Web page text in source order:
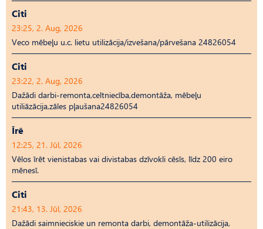
Citi
23:25, 2. Aug, 2026
Veco mēbeļu u.c. lietu utilizācija/izvešana/pārvešana 24826054
Citi
23:22, 2. Aug, 2026
Dažādi darbi-remonta,celtniecība,demontāža, mēbeļu
utiliāzācija,zāles pļaušana24826054
Īrē
12:25, 21. Jūl, 2026
Vēlos īrēt vienistabas vai divistabas dzīvokli cēsīs, līdz 200 eiro
mēnesī.
Citi
21:43, 13. Jūl, 2026
Dažādi saimnieciskie un remonta darbi, demontāža-utilizācija,